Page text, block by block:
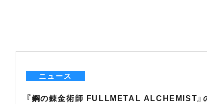
ニュース
『鋼の錬金術師 FULLMETAL ALCHEMIST』